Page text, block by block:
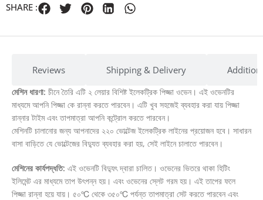
SHARE :
Reviews Shipping & Delivery
মেশিন ধারণা: চীনে তৈরি এটি ২ লেয়ার বিশিষ্ট ইলেকট্রিক পিজ্জা ওভেন। এই ওভেনটির
মাধ্যমে আপনি পিজ্জা কে রান্না করতে পারবেন। এটি খুব সহজেই ব্যবহার করা যায় পিজ্জা
রান্নার টাইম এবং তাপমাত্রা আপনি কন্ট্রোল করতে পারবেন।
মেশিনটি চালানোর জন্য আপনাদের ২২০ ভোল্টেজ ইলেকট্রিক লাইনের প্রয়োজন হবে। সাধারন
বাসা বাড়িতে যে ভোল্টেজের বিদ্যুত ব্যবহার করা হয়, সেই লাইনে চালাতে পারবেন।
মেশিনের কার্যপদ্ধতি: এই ওভেনটি বিদ্যুৎ দ্বারা চালিত। ওভেনের ভিতরে থাকা হিটিং
ইলিমেন্ট এর মাধ্যমে তাপ উৎপন্ন হয়। এবং ওভেনের স্লেট গরম হয়। এই তাপের ফলে
পিজ্জা রান্না হয়ে যায়। ৫০℃ থেকে ৩৫০℃ পর্যন্ত তাপমাত্রা সেট করতে পারবেন এবং